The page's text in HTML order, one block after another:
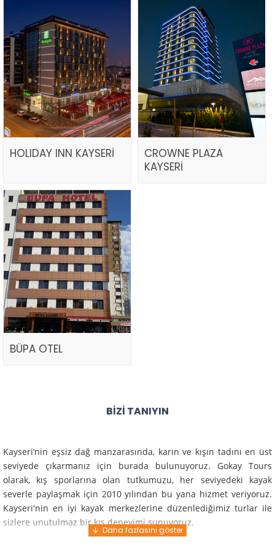
HOLIDAY INN KAYSERİ
CROWNE PLAZA
KAYSERİ
BÜPA OTEL
BIZI TANIYIN
Kayseri’nin eşsiz dağ manzarasında, karın ve kışın tadını en üst
seviyede çıkarmanız için burada bulunuyoruz. Gokay Tours
olarak, kış sporlarına olan tutkumuzu, her seviyedeki kayak
severle paylaşmak için 2010 yılından bu yana hizmet veriyoruz.
Kayseri'nin en iyi kayak merkezlerine düzenlediğimiz turlar ile
sizlere unutulmaz bir kış deneyimi sunuyoruz.